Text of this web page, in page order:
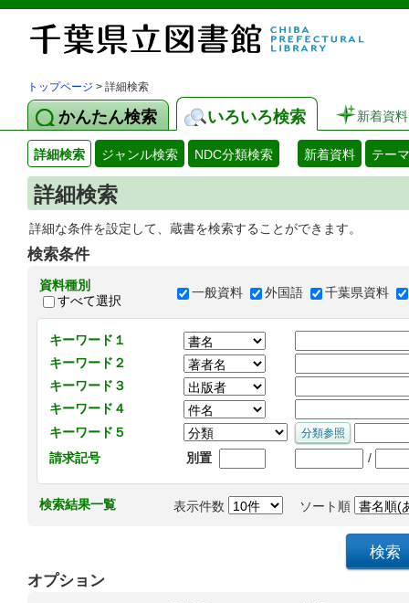
トップページ > 詳細検索
かんたん検索 いろいろ検索 新着資料
詳細検索 ジャンル検索 NDC分類検索 新着資料 テー
詳細検索
詳細な条件を設定して、蔵書を検索することができます。
検索条件
資料種別
すべて選択
一般資料 外国語 千葉県資料
キーワード１
キーワード２
キーワード３
キーワード４
キーワード５
請求記号
別置 /
検索結果一覧 表示件数 ソート順
オプション